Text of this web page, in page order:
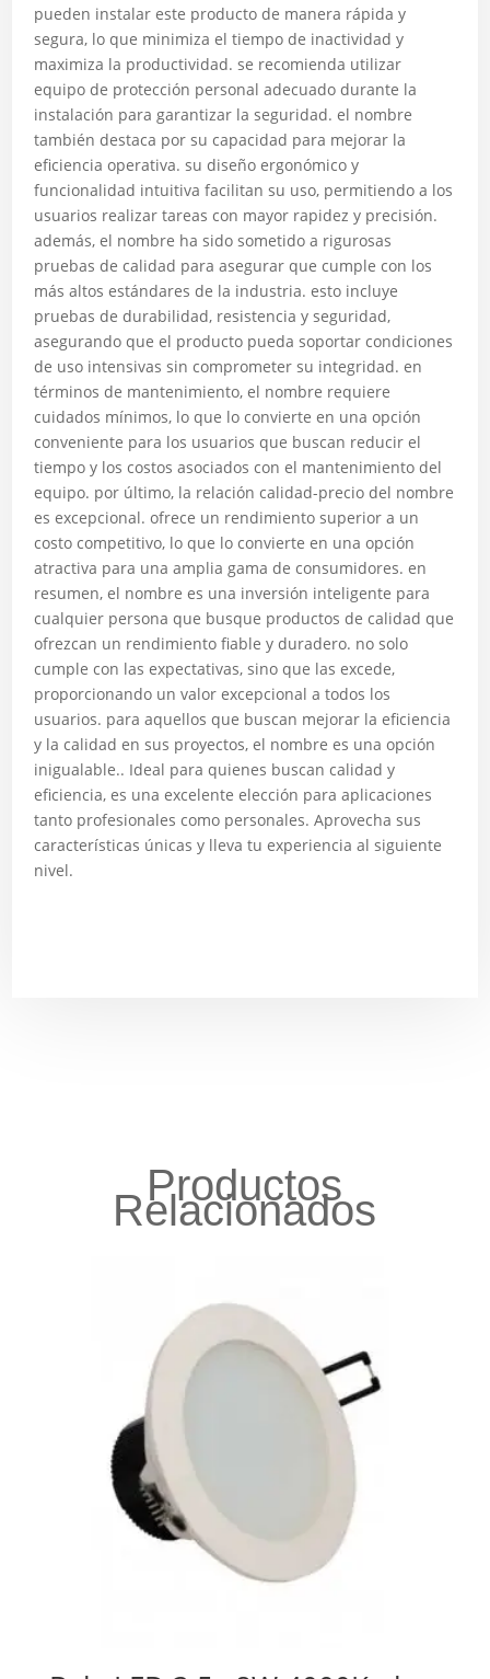
pueden instalar este producto de manera rápida y
segura, lo que minimiza el tiempo de inactividad y
maximiza la productividad. se recomienda utilizar
equipo de protección personal adecuado durante la
instalación para garantizar la seguridad. el nombre
también destaca por su capacidad para mejorar la
eficiencia operativa. su diseño ergonómico y
funcionalidad intuitiva facilitan su uso, permitiendo a los
usuarios realizar tareas con mayor rapidez y precisión.
además, el nombre ha sido sometido a rigurosas
pruebas de calidad para asegurar que cumple con los
más altos estándares de la industria. esto incluye
pruebas de durabilidad, resistencia y seguridad,
asegurando que el producto pueda soportar condiciones
de uso intensivas sin comprometer su integridad. en
términos de mantenimiento, el nombre requiere
cuidados mínimos, lo que lo convierte en una opción
conveniente para los usuarios que buscan reducir el
tiempo y los costos asociados con el mantenimiento del
equipo. por último, la relación calidad-precio del nombre
es excepcional. ofrece un rendimiento superior a un
costo competitivo, lo que lo convierte en una opción
atractiva para una amplia gama de consumidores. en
resumen, el nombre es una inversión inteligente para
cualquier persona que busque productos de calidad que
ofrezcan un rendimiento fiable y duradero. no solo
cumple con las expectativas, sino que las excede,
proporcionando un valor excepcional a todos los
usuarios. para aquellos que buscan mejorar la eficiencia
y la calidad en sus proyectos, el nombre es una opción
inigualable.. Ideal para quienes buscan calidad y
eficiencia, es una excelente elección para aplicaciones
tanto profesionales como personales. Aprovecha sus
características únicas y lleva tu experiencia al siguiente
nivel.
Productos
Relacionados